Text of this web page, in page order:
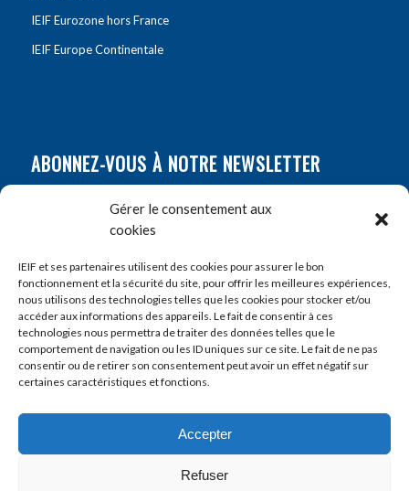
Gérer le consentement aux
cookies
IEIF et ses partenaires utilisent des cookies pour assurer le bon
fonctionnement et la sécurité du site, pour offrir les meilleures expériences,
nous utilisons des technologies telles que les cookies pour stocker et/ou
accéder aux informations des appareils. Le fait de consentir à ces
technologies nous permettra de traiter des données telles que le
comportement de navigation ou les ID uniques sur ce site. Le fait de ne pas
consentir ou de retirer son consentement peut avoir un effet négatif sur
certaines caractéristiques et fonctions.
Accepter
Refuser
IEIF Eurozone hors France
IEIF Europe Continentale
ABONNEZ-VOUS À NOTRE NEWSLETTER
Prénom*
E-mail*